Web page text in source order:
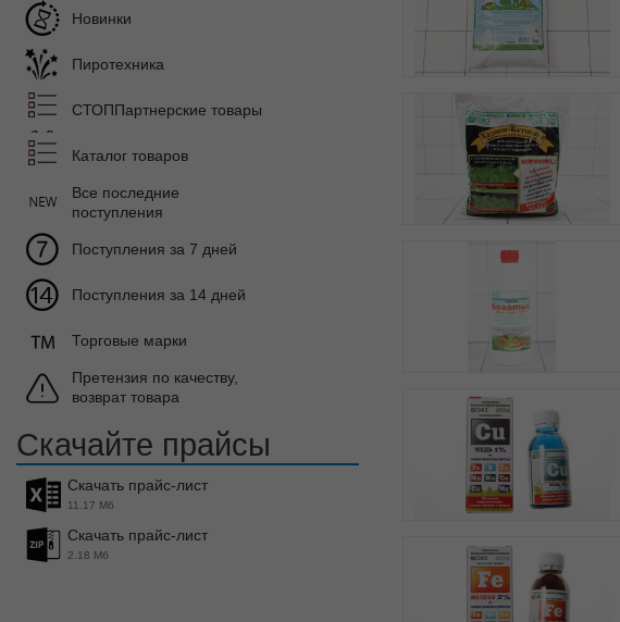
Новинки
Пиротехника
СТОППартнерские товары
Каталог товаров
Все последние
поступления
Поступления за 7 дней
Поступления за 14 дней
Торговые марки
Претензия по качеству,
возврат товара
Скачайте прайсы
Скачать прайс-лист
11.17 Мб
Скачать прайс-лист
2.18 Мб